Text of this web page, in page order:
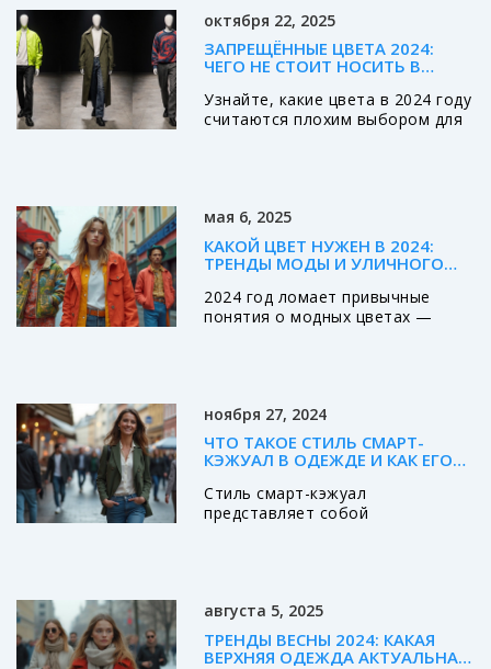
не замерз и не перегрелся.
октября 22, 2025
ЗАПРЕЩЁННЫЕ ЦВЕТА 2024:
ЧЕГО НЕ СТОИТ НОСИТЬ В
Узнайте, какие цвета в 2024 году
считаются плохим выбором для
мая 6, 2025
КАКОЙ ЦВЕТ НУЖЕН В 2024:
ТРЕНДЫ МОДЫ И УЛИЧНОГО
2024 год ломает привычные
понятия о модных цветах —
пару неожиданных инсайтов и
советы, как внедрить тренды в
свой гардероб, не тратя целое
состояние. Всё максимально по
делу, с примерами из реальных
российских городов. Читатель
ноября 27, 2024
ЧТО ТАКОЕ СТИЛЬ СМАРТ-
КЭЖУАЛ В ОДЕЖДЕ И КАК ЕГО
Стиль смарт-кэжуал
представляет собой
ситуациях. Он подходит как для
работы в офисе, так и для менее
формальных мероприятий. В
августа 5, 2025
ТРЕНДЫ ВЕСНЫ 2024: КАКАЯ
ВЕРХНЯЯ ОДЕЖДА АКТУАЛЬНА